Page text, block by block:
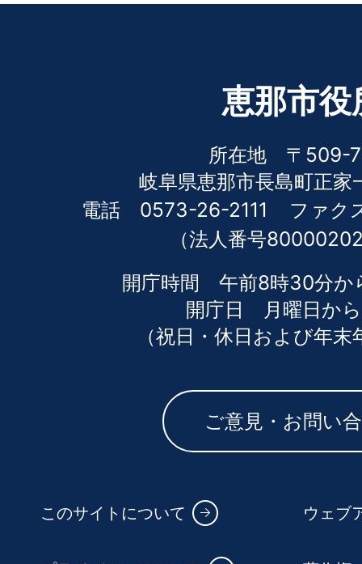
恵那市役
所在地 〒509-
岐阜県恵那市長島町正家
電話 0573-26-2111
ファ
（法人番号
開庁時間 午前8時30分か
開庁日 月曜日か
（祝日・休日および年
ご意見・お問い
このサイトについて ウェブ